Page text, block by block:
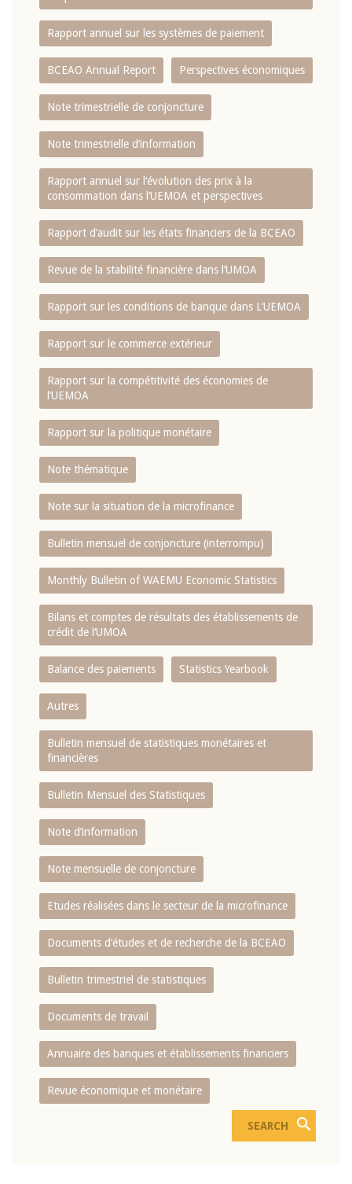
Rapport annuel sur les systèmes de paiement
BCEAO Annual Report Perspectives économiques
Note trimestrielle de conjoncture
Note trimestrielle d‘information
Rapport annuel sur l‘évolution des prix à la
consommation dans l‘UEMOA et perspectives
Rapport d‘audit sur les états financiers de la BCEAO
Revue de la stabilité financière dans l‘UMOA
Rapport sur les conditions de banque dans L‘UEMOA
Rapport sur le commerce extérieur
Rapport sur la compétitivité des économies de
l‘UEMOA
Rapport sur la politique monétaire
Note thématique
Note sur la situation de la microfinance
Bulletin mensuel de conjoncture (interrompu)
Monthly Bulletin of WAEMU Economic Statistics
Bilans et comptes de résultats des établissements de
crédit de l‘UMOA
Balance des paiements Statistics Yearbook
Autres
Bulletin mensuel de statistiques monétaires et
financières
Bulletin Mensuel des Statistiques
Note d’information
Note mensuelle de conjoncture
Etudes réalisées dans le secteur de la microfinance
Documents d’études et de recherche de la BCEAO
Bulletin trimestriel de statistiques
Documents de travail
Annuaire des banques et établissements financiers
Revue économique et monétaire